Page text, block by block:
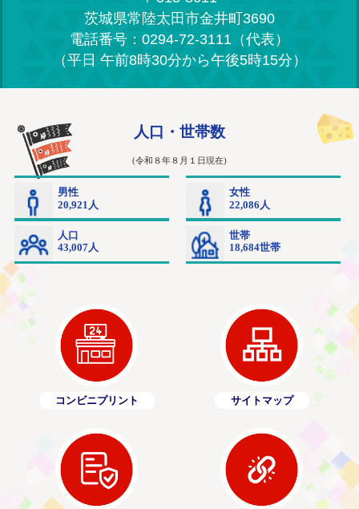
茨城県常陸太田市金井町3690
電話番号：0294-72-3111（代表）
（平日 午前8時30分から午後5時15分）
コンビニプリント サイトマップ